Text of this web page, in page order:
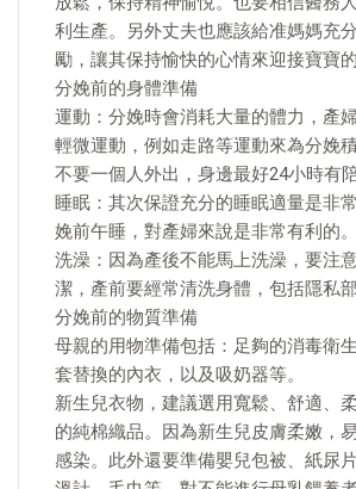
利生產。另外丈夫也應該給准媽媽充
勵，讓其保持愉快的心情來迎接寶寶的
分娩前的身體準備
運動：分娩時會消耗大量的體力，產
輕微運動，例如走路等運動來為分娩
不要一個人外出，身邊最好24小時有陪
睡眠：其次保證充分的睡眠適量是非
娩前午睡，對產婦來說是非常有利的。
洗澡：因為產後不能馬上洗澡，要注
潔，產前要經常清洗身體，包括隱私部
分娩前的物質準備
母親的用物準備包括：足夠的消毒衛
套替換的內衣，以及吸奶器等。
新生兒衣物，建議選用寬鬆、舒適、
的純棉織品。因為新生兒皮膚柔嫩，
感染。此外還要準備嬰兒包被、紙尿